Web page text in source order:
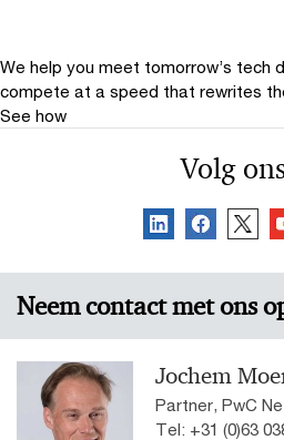
We help you meet tomorrow’s tech
compete at a speed that rewrites
See how
Volg
Neem contact met ons
Jochem
Partner, PwC
Tel: +31 (0)63